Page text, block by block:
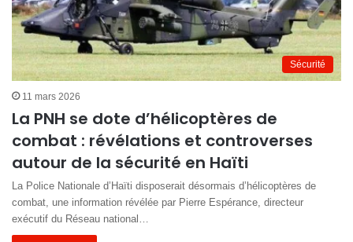
Sécurité
11 mars 2026
La PNH se dote d’hélicoptères de
combat : révélations et controverses
autour de la sécurité en Haïti
La Police Nationale d’Haïti disposerait désormais d’hélicoptères de
combat, une information révélée par Pierre Espérance, directeur
exécutif du Réseau national…